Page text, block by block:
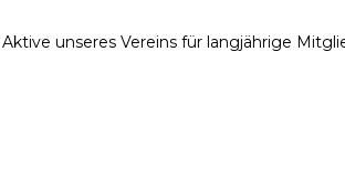
unseres Vereins für langjährige